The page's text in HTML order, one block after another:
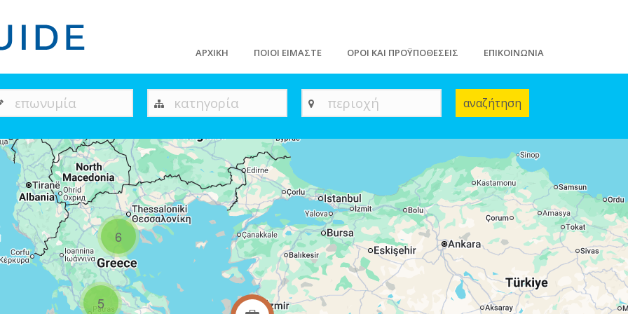
ΑΡΧΙΚΗ ΠΟΙΟΙ ΕΙΜΑΣΤΕ ΟΡΟΙ ΚΑΙ ΠΡΟΫΠΟΘΕΣΕΙΣ ΕΠΙΚΟΙΝΩΝΙΑ
επωνυμία κατηγορία περιοχή αναζήτηση
6
5